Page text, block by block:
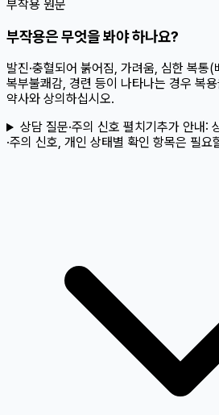
부작용 원문
부작용은 무엇을 봐야 하나요?
발진·충혈되어 붉어짐, 가려움, 심한 복통
복부불쾌감, 경련 등이 나타나는 경우 복
약사와 상의하십시오.
상담 질문·주의 신호 펼치기 추가 안내:
·주의 신호, 개인 상태별 확인 항목은 필요